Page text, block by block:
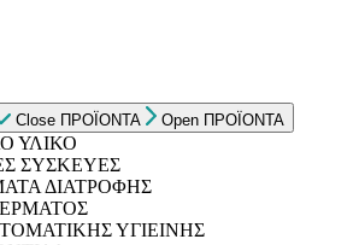
Close ΠΡΟΪΟΝΤΑ Open ΠΡΟΪΟΝΤΑ
ΥΛΙΚΟ
ΣΥΣΚΕΥΕΣ
ΔΙΑΤΡΟΦΗΣ
ΥΓΙΕΙΝΗΣ